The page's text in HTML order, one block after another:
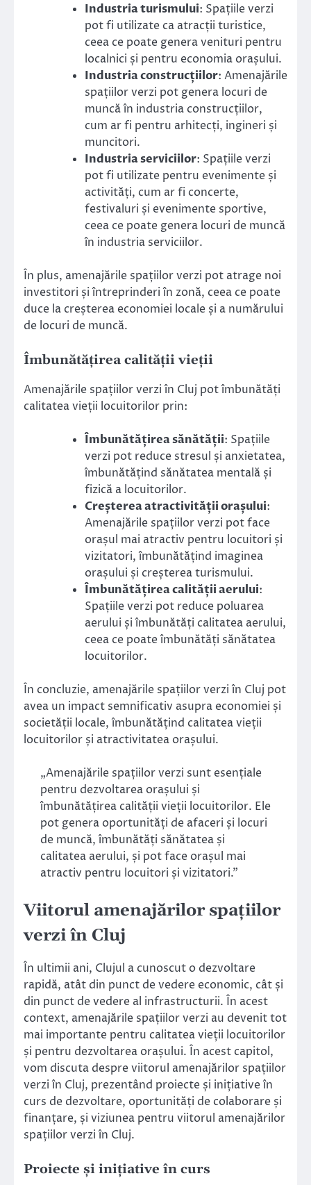
Industria turismului: Spațiile verzi
pot fi utilizate ca atracții turistice,
ceea ce poate genera venituri pentru
localnici și pentru economia orașului.
Industria construcțiilor: Amenajările
spațiilor verzi pot genera locuri de
muncă în industria construcțiilor,
cum ar fi pentru arhitecți, ingineri și
muncitori.
Industria serviciilor: Spațiile verzi
pot fi utilizate pentru evenimente și
activități, cum ar fi concerte,
festivaluri și evenimente sportive,
ceea ce poate genera locuri de muncă
în industria serviciilor.
În plus, amenajările spațiilor verzi pot atrage noi
investitori și întreprinderi în zonă, ceea ce poate
duce la creșterea economiei locale și a numărului
de locuri de muncă.
Îmbunătățirea calității vieții
Amenajările spațiilor verzi în Cluj pot îmbunătăți
calitatea vieții locuitorilor prin:
Îmbunătățirea sănătății: Spațiile
verzi pot reduce stresul și anxietatea,
îmbunătățind sănătatea mentală și
fizică a locuitorilor.
Creșterea atractivității orașului:
Amenajările spațiilor verzi pot face
orașul mai atractiv pentru locuitori și
vizitatori, îmbunătățind imaginea
orașului și creșterea turismului.
Îmbunătățirea calității aerului:
Spațiile verzi pot reduce poluarea
aerului și îmbunătăți calitatea aerului,
ceea ce poate îmbunătăți sănătatea
locuitorilor.
În concluzie, amenajările spațiilor verzi în Cluj pot
avea un impact semnificativ asupra economiei și
societății locale, îmbunătățind calitatea vieții
locuitorilor și atractivitatea orașului.
„Amenajările spațiilor verzi sunt esențiale
pentru dezvoltarea orașului și
îmbunătățirea calității vieții locuitorilor. Ele
pot genera oportunități de afaceri și locuri
de muncă, îmbunătăți sănătatea și
calitatea aerului, și pot face orașul mai
atractiv pentru locuitori și vizitatori.”
Viitorul amenajărilor spațiilor
verzi în Cluj
În ultimii ani, Clujul a cunoscut o dezvoltare
rapidă, atât din punct de vedere economic, cât și
din punct de vedere al infrastructurii. În acest
context, amenajările spațiilor verzi au devenit tot
mai importante pentru calitatea vieții locuitorilor
și pentru dezvoltarea orașului. În acest capitol,
vom discuta despre viitorul amenajărilor spațiilor
verzi în Cluj, prezentând proiecte și inițiative în
curs de dezvoltare, oportunități de colaborare și
finanțare, și viziunea pentru viitorul amenajărilor
spațiilor verzi în Cluj.
Proiecte și inițiative în curs